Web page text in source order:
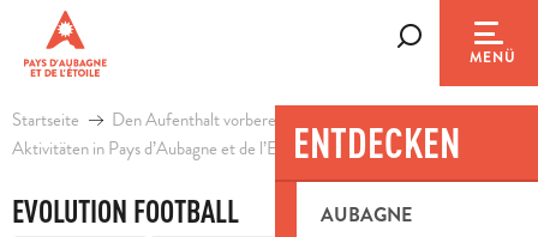
contenu
principal
MENÜ
ENTDECKEN
AUBAGNE
Startseite Den Aufenthalt vorbereiten
Aktivitäten in Pays d’Aubagne et de l’Etoile
Freizeit Evolution
EVOLUTION FOOTBALL